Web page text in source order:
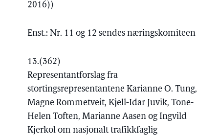
2016))
Enst.: Nr. 11 og 12 sendes næringskomiteen
13.(362)
Representantforslag fra
stortingsrepresentantene Karianne O. Tung,
Magne Rommetveit, Kjell-Idar Juvik, Tone-
Helen Toften, Marianne Aasen og Ingvild
Kjerkol om nasjonalt trafikkfaglig